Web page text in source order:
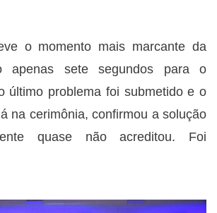
o momento mais marcante da
apenas sete segundos para o
último problema foi submetido e o
na cerimônia, confirmou a solução
quase não acreditou. Foi